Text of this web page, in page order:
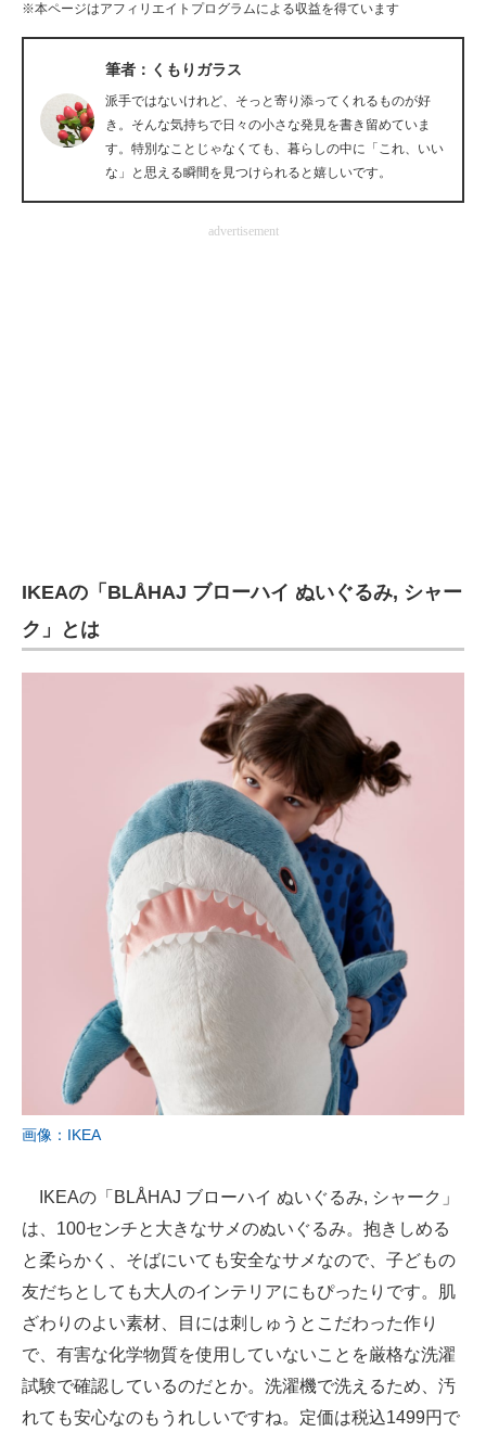
ビジネスと働き方のヒント
AI活用のいまが分かる
企業ITのトレンドを詳説
電子設計の基本と応用
エネルギーの専門メディア
ちょっと気になるネットの話題
※本ページはアフィリエイトプログラムによる収益を得ています
筆者：くもりガラス
派手ではないけれど、そっと寄り添ってくれるものが好
き。そんな気持ちで日々の小さな発見を書き留めていま
す。特別なことじゃなくても、暮らしの中に「これ、いい
な」と思える瞬間を見つけられると嬉しいです。
advertisement
IKEAの「BLÅHAJ ブローハイ ぬいぐるみ, シャー
ク」とは
画像：IKEA
IKEAの「BLÅHAJ ブローハイ ぬいぐるみ, シャーク」
は、100センチと大きなサメのぬいぐるみ。抱きしめる
と柔らかく、そばにいても安全なサメなので、子どもの
友だちとしても大人のインテリアにもぴったりです。肌
ざわりのよい素材、目には刺しゅうとこだわった作り
で、有害な化学物質を使用していないことを厳格な洗濯
試験で確認しているのだとか。洗濯機で洗えるため、汚
れても安心なのもうれしいですね。定価は税込1499円で